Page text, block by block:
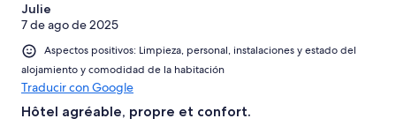
Julie
7 de ago de 2025
Aspectos positivos: Limpieza, personal, instalaciones y estado del
alojamiento y comodidad de la habitación
Traducir con Google
Hôtel agréable, propre et confort.